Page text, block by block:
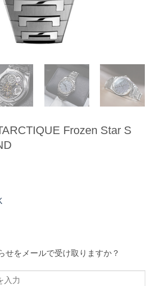
Frozen Star S
せをメールで受け取りますか？